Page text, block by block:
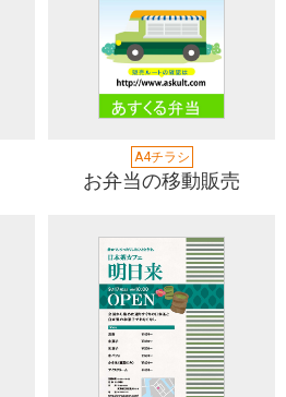
A4チラシ
お弁当の移動販売